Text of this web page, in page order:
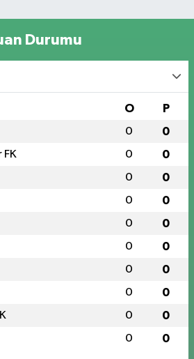
Durumu
O P
0 0
FK 0 0
0 0
0 0
0 0
0 0
0 0
0 0
0 0
0 0